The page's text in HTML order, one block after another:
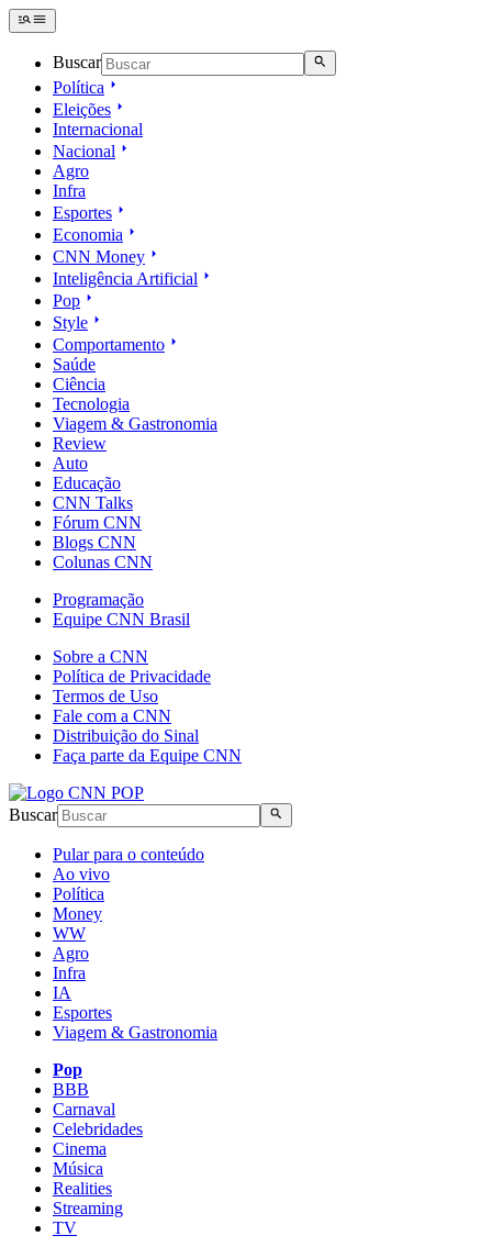
Buscar
Política
Eleições
Internacional
Nacional
Agro
Infra
Esportes
Economia
CNN Money
Inteligência Artificial
Pop
Style
Comportamento
Saúde
Ciência
Tecnologia
Viagem & Gastronomia
Review
Auto
Educação
CNN Talks
Fórum CNN
Blogs CNN
Colunas CNN
Programação
Equipe CNN Brasil
Sobre a CNN
Política de Privacidade
Termos de Uso
Fale com a CNN
Distribuição do Sinal
Faça parte da Equipe CNN
Buscar
Pular para o conteúdo
Ao vivo
Política
Money
WW
Agro
Infra
IA
Esportes
Viagem & Gastronomia
Pop
BBB
Carnaval
Celebridades
Cinema
Música
Realities
Streaming
TV